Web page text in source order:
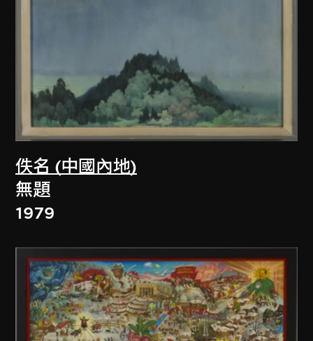
佚名 (中國內地)
無題
1979